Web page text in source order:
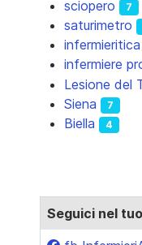
sciopero 7
saturimetro
infermieritica
infermiere
Lesione del
Siena 7
Biella 4
Seguici nel